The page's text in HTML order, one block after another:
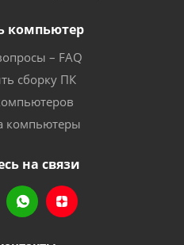
компьютер
– FAQ
сборку ПК
компьютеры
на связи